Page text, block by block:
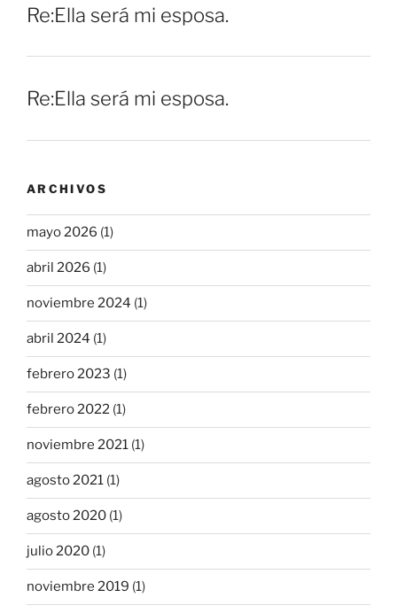
Re:Ella será mi esposa.
Re:Ella será mi esposa.
ARCHIVOS
mayo 2026 (1)
abril 2026 (1)
noviembre 2024 (1)
abril 2024 (1)
febrero 2023 (1)
febrero 2022 (1)
noviembre 2021 (1)
agosto 2021 (1)
agosto 2020 (1)
julio 2020 (1)
noviembre 2019 (1)